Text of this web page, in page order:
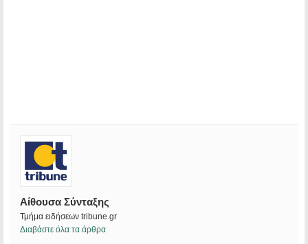
Αίθουσα Σύνταξης
Τμήμα ειδήσεων tribune.gr
Διαβάστε όλα τα άρθρα